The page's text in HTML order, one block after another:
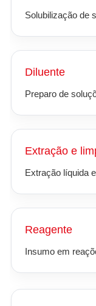
Solubilização de
Diluente
Preparo de
Extração e
Extração líquida
Reagente
Insumo em